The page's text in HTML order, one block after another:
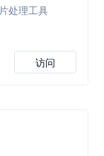
处理工具
访问